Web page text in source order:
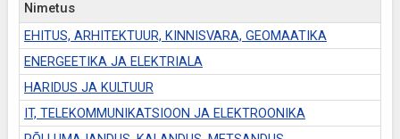
Nimetus
EHITUS, ARHITEKTUUR, KINNISVARA, GEOMAATIKA
ENERGEETIKA JA ELEKTRIALA
HARIDUS JA KULTUUR
IT, TELEKOMMUNIKATSIOON JA ELEKTROONIKA